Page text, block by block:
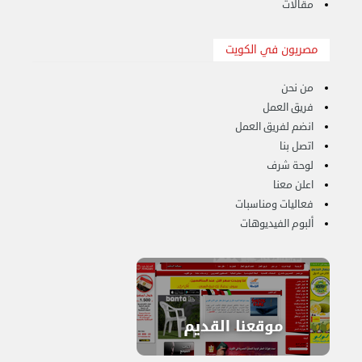
هاف لوري لتوصيل ونقل العفش 65818808
الخميس 14 سبتمبر 2023 03:06 م
مقالات
مصريون في الكويت
من نحن
فريق العمل
انضم لفريق العمل
اتصل بنا
لوحة شرف
اعلن معنا
فعاليات ومناسبات
ألبوم الفيديوهات